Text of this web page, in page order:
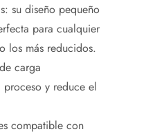
su diseño pequeño
para cualquier
los más reducidos.
carga
y reduce el
compatible con